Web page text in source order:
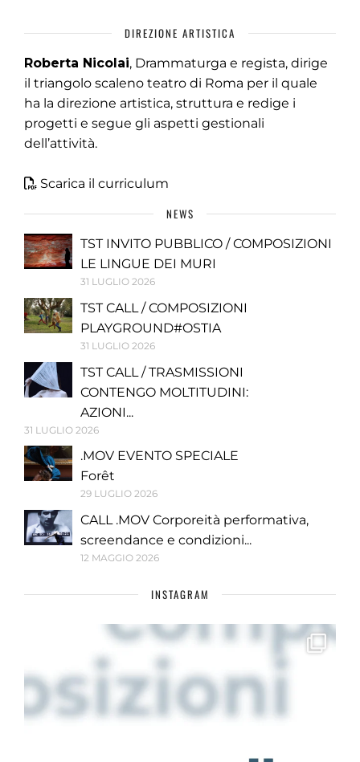
DIREZIONE ARTISTICA
Roberta Nicolai, Drammaturga e regista, dirige
il triangolo scaleno teatro di Roma per il quale
ha la direzione artistica, struttura e redige i
progetti e segue gli aspetti gestionali
dell’attività.
Scarica il curriculum
NEWS
TST INVITO PUBBLICO / COMPOSIZIONI
LE LINGUE DEI MURI
31 LUGLIO 2026
TST CALL / COMPOSIZIONI
PLAYGROUND#OSTIA
31 LUGLIO 2026
TST CALL / TRASMISSIONI
CONTENGO MOLTITUDINI:
AZIONI...
31 LUGLIO 2026
.MOV EVENTO SPECIALE
Forêt
29 LUGLIO 2026
CALL .MOV Corporeità performativa,
screendance e condizioni...
12 MAGGIO 2026
INSTAGRAM